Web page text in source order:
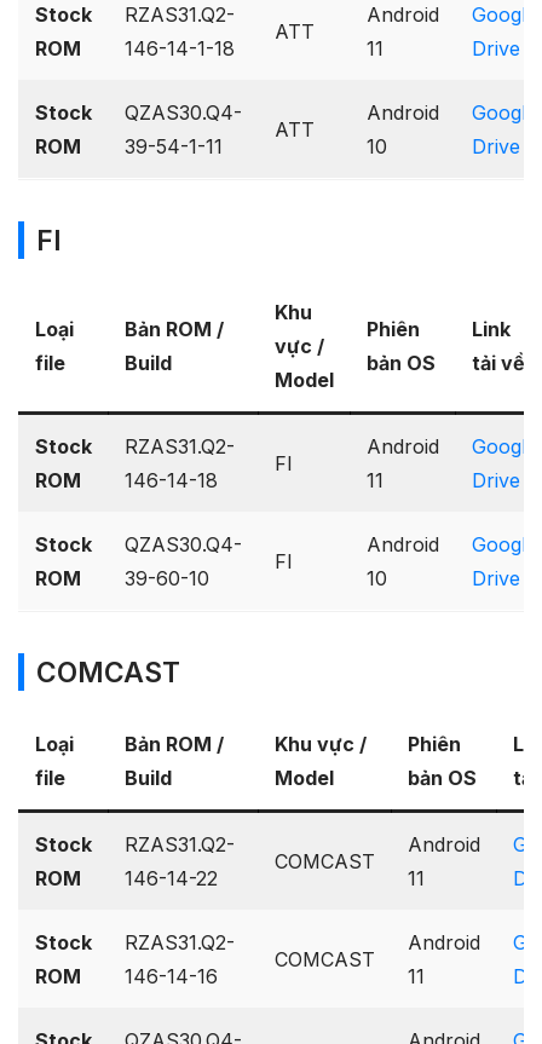
Stock
ROM
RZAS31.Q2-
146-14-1-18
ATT
Android
11
Google
Drive
Stock
ROM
QZAS30.Q4-
39-54-1-11
ATT
Android
10
Google
Drive
FI
Loại
file
Bản ROM /
Build
Khu
vực /
Model
Phiên
bản OS
Link
tải về
Stock
ROM
RZAS31.Q2-
146-14-18
FI
Android
11
Google
Drive
Stock
ROM
QZAS30.Q4-
39-60-10
FI
Android
10
Google
Drive
COMCAST
Loại
file
Bản ROM /
Build
Khu vực /
Model
Phiên
bản OS
tải
Stock
ROM
RZAS31.Q2-
146-14-22
COMCAST
Android
11
Stock
ROM
RZAS31.Q2-
146-14-16
COMCAST
Android
11